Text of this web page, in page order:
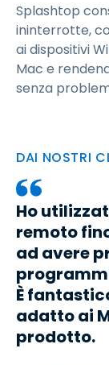
Splashtop
ininterrotte,
ai dispositivi
Mac e
senza
DAI NOSTRI
Ho
remoto
ad avere
È
adatto ai
prodotto.